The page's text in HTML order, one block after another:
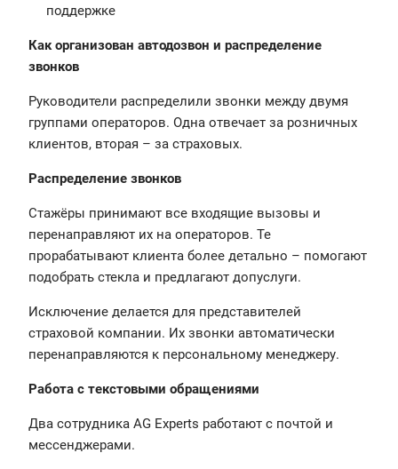
поддержке
Как организован автодозвон и распределение
звонков
Руководители распределили звонки между двумя
группами операторов. Одна отвечает за розничных
клиентов, вторая – за страховых.
Распределение звонков
Стажёры принимают все входящие вызовы и
перенаправляют их на операторов. Те
прорабатывают клиента более детально – помогают
подобрать стекла и предлагают допуслуги.
Исключение делается для представителей
страховой компании. Их звонки автоматически
перенаправляются к персональному менеджеру.
Работа с текстовыми обращениями
Два сотрудника AG Experts работают с почтой и
мессенджерами.